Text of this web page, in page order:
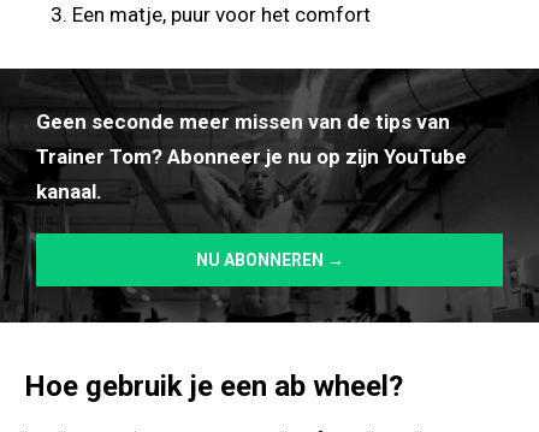
Een matje, puur voor het comfort
Geen seconde meer missen van de tips van
Trainer Tom? Abonneer je nu op zijn YouTube
kanaal.
NU ABONNEREN →
Hoe gebruik je een ab wheel?